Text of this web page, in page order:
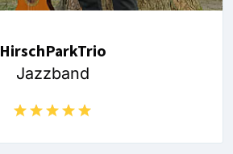
HirschParkTrio
Jazzband